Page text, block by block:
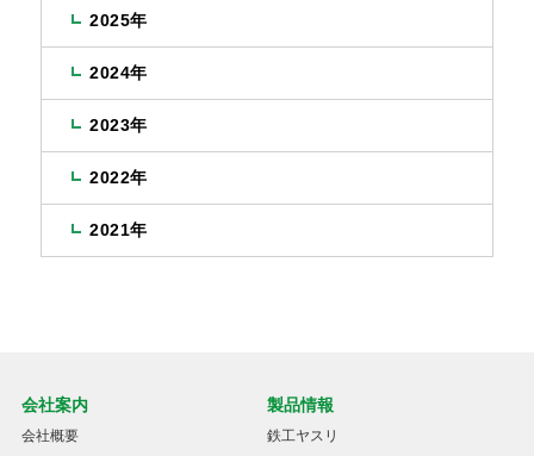
2025年
2024年
2023年
2022年
2021年
会社案内
会社概要
製品情報
鉄工ヤスリ